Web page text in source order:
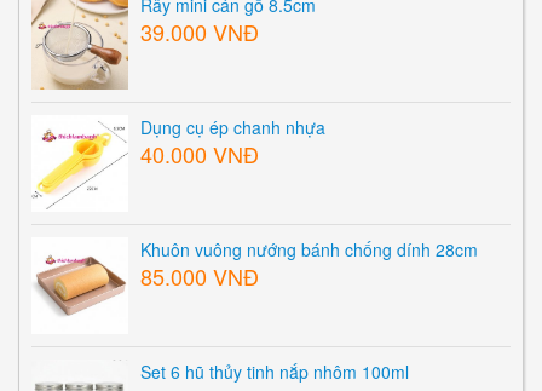
Rây mini cán gỗ 8.5cm
39.000 VNĐ
Dụng cụ ép chanh nhựa
40.000 VNĐ
Khuôn vuông nướng bánh chống dính 28cm
85.000 VNĐ
Set 6 hũ thủy tinh nắp nhôm 100ml